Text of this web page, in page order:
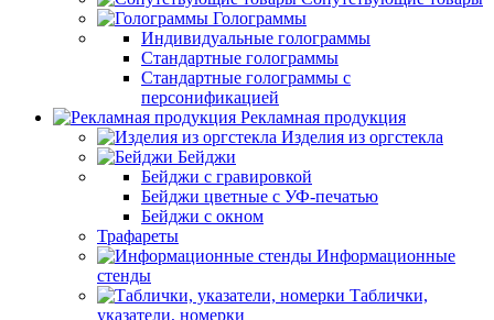
Голограммы
Индивидуальные голограммы
Стандартные голограммы
Стандартные голограммы с
персонификацией
Рекламная продукция
Изделия из оргстекла
Бейджи
Бейджи с гравировкой
Бейджи цветные с УФ-печатью
Бейджи с окном
Трафареты
Информационные
стенды
Таблички,
указатели, номерки